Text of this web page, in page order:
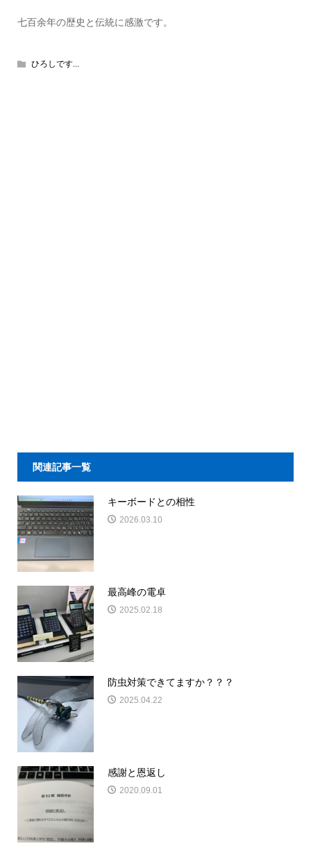
七百余年の歴史と伝統に感激です。
ひろしです...
関連記事一覧
キーボードとの相性
2026.03.10
最高峰の電卓
2025.02.18
防虫対策できてますか？？？
2025.04.22
感謝と恩返し
2020.09.01